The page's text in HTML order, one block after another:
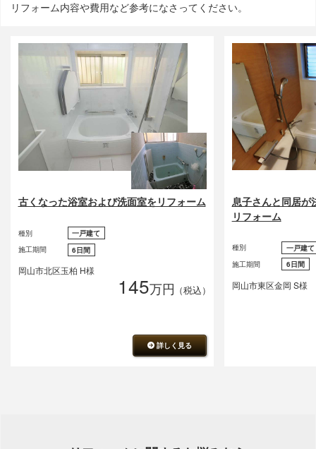
リフォーム内容や費用など参考になさってください。
古くなった浴室および洗面室をリフォーム
種別
一戸建て
施工期間
6日間
岡山市北区玉柏 H様
145万円 （税込）
詳しく見る
息子さんと同居が
リフォーム
種別
一戸建て
施工期間
6日間
岡山市東区金岡 S様